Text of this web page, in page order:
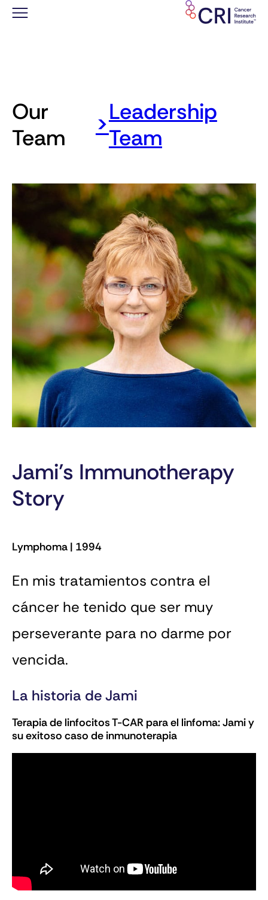
Our
Team
>Leadership
Team
Jami’s Immunotherapy
Story
Lymphoma | 1994
En mis tratamientos contra el
cáncer he tenido que ser muy
perseverante para no darme por
vencida.
La historia de Jami
Terapia de linfocitos T-CAR para el linfoma: Jami y
su exitoso caso de inmunoterapia